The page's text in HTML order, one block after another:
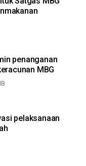
penanganan
keracunan MBG
pelaksanaan